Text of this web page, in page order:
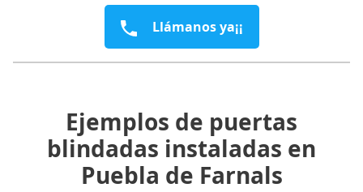
Llámanos ya¡¡
Ejemplos de puertas
blindadas instaladas en
Puebla de Farnals